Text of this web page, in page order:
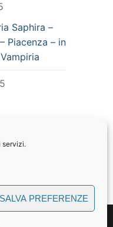
servizi.
SALVA PREFERENZE
Saphira –
Piacenza – in